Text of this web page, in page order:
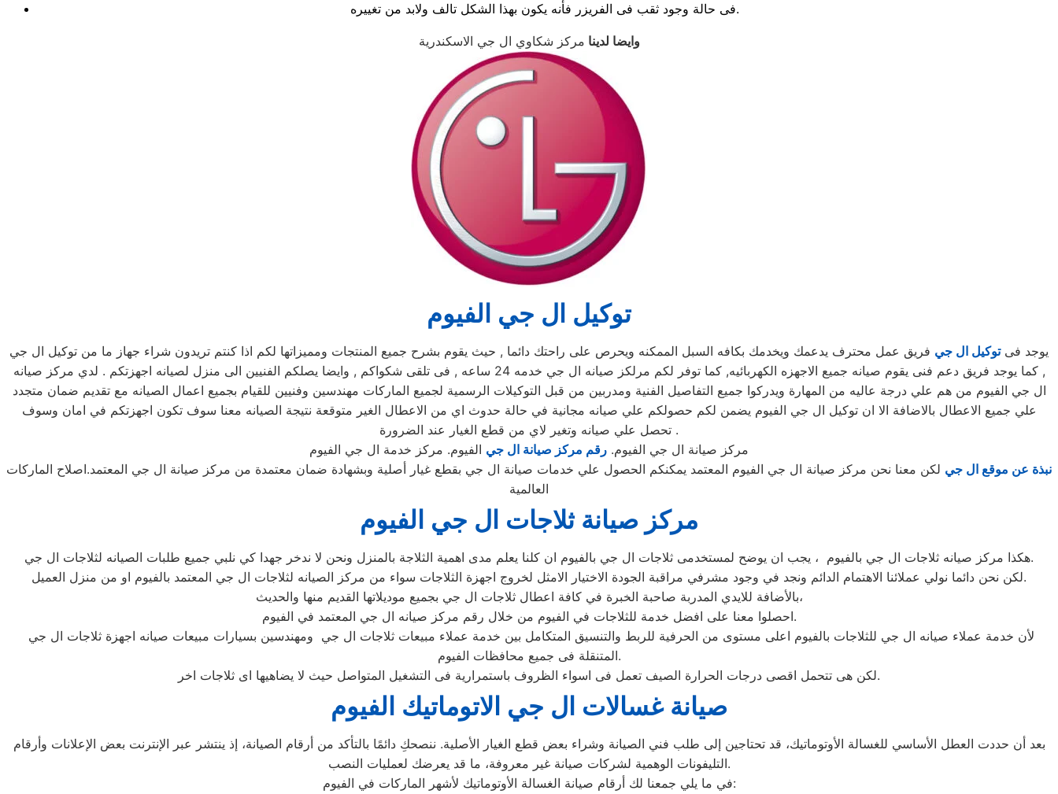
فى حالة وجود ثقب فى الفريزر فأنه يكون بهذا الشكل تالف ولابد من تغييره.
وايضا لدينا مركز شكاوي ال جي الاسكندرية
توكيل ال جي الفيوم
يوجد فىتوكيل ال جي فريق عمل محترف يدعمك ويخدمك بكافه السبل الممكنه ويحرص على راحتك دائما , حيث يقوم بشرح جميع المنتجات ومميزاتها لكم اذا كنتم تريدون شراء جهاز ما من توكيل ال جي
, كما يوجد فريق دعم فنى يقوم صيانه جميع الاجهزه الكهربائيه, كما توفر لكم مرلكز صيانه ال جي خدمه 24 ساعه , فى تلقى شكواكم , وايضا يصلكم الفنيين الى منزل لصيانه اجهزتكم . لدي مركز صيانه
ال جي الفيوم من هم علي درجة عاليه من المهارة ويدركوا جميع التفاصيل الفنية ومدربين من قبل التوكيلات الرسمية لجميع الماركات مهندسين وفنيين للقيام بجميع اعمال الصيانه مع تقديم ضمان متجدد
علي جميع الاعطال بالاضافة الا ان توكيل ال جي الفيوم يضمن لكم حصولكم علي صيانه مجانية في حالة حدوث اي من الاعطال الغير متوقعة نتيجة الصيانه معنا سوف تكون اجهزتكم في امان وسوف
تحصل علي صيانه وتغير لاي من قطع الغيار عند الضرورة .
مركز صيانة ال جي الفيوم. رقم مركز صيانة ال جي الفيوم. مركز خدمة ال جي الفيوم
نبذة عن موقع ال جي لكن معنا نحن مركز صيانة ال جي الفيوم المعتمد يمكنكم الحصول علي خدمات صيانة ال جي بقطع غيار أصلية وبشهادة ضمان معتمدة من مركز صيانة ال جي المعتمد.اصلاح الماركات
العالمية
مركز صيانة ثلاجات ال جي الفيوم
هكذا مركز صيانه ثلاجات ال جي بالفيوم ، يجب ان يوضح لمستخدمى ثلاجات ال جي بالفيوم ان كلنا يعلم مدى اهمية الثلاجة بالمنزل ونحن لا ندخر جهدا كي نلبي جميع طلبات الصيانه لثلاجات ال جي.
لكن نحن دائما نولي عملائنا الاهتمام الدائم ونجد في وجود مشرفي مراقبة الجودة الاختيار الامثل لخروج اجهزة الثلاجات سواء من مركز الصيانه لثلاجات ال جي المعتمد بالفيوم او من منزل العميل.
بالأضافة للايدي المدربة صاحبة الخبرة في كافة اعطال ثلاجات ال جي بجميع موديلاتها القديم منها والحديث،
احصلوا معنا على افضل خدمة للثلاجات في الفيوم من خلال رقم مركز صيانه ال جي المعتمد في الفيوم.
لأن خدمة عملاء صيانه ال جي للثلاجات بالفيوم اعلى مستوى من الحرفية للربط والتنسيق المتكامل بين خدمة عملاء مبيعات ثلاجات ال جي ومهندسين بسيارات مبيعات صيانه اجهزة ثلاجات ال جي
المتنقلة فى جميع محافظات الفيوم.
لكن هى تتحمل اقصى درجات الحرارة الصيف تعمل فى اسواء الظروف باستمرارية فى التشغيل المتواصل حيث لا يضاهيها اى ثلاجات اخر.
صيانة غسالات ال جي الاتوماتيك الفيوم
بعد أن حددت العطل الأساسي للغسالة الأوتوماتيك، قد تحتاجين إلى طلب فني الصيانة وشراء بعض قطع الغيار الأصلية. ننصحكِ دائمًا بالتأكد من أرقام الصيانة، إذ ينتشر عبر الإنترنت بعض الإعلانات وأرقام
التليفونات الوهمية لشركات صيانة غير معروفة، ما قد يعرضك لعمليات النصب.
في ما يلي جمعنا لك أرقام صيانة الغسالة الأوتوماتيك لأشهر الماركات في الفيوم: